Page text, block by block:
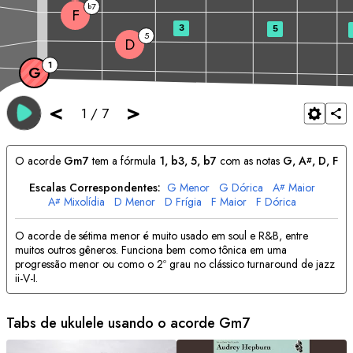
< 1 / 7 >
G 1
D 5
F b7
3 5
O acorde Gm7tem a fórmula 1, b3, 5, b7 com as notas G, A#, D, F
Escalas Correspondentes: G Menor G Dórica A# Maior
A# Mixolídia D Menor D Frígia F Maior F Dórica
O acorde de sétima menor é muito usado em soul e R&B, entre
muitos outros gêneros. Funciona bem como tônica em uma
progressão menor ou como o 2º grau no clássico turnaround de jazz
ii-V-I.
Tabs de ukulele usando o acorde Gm7